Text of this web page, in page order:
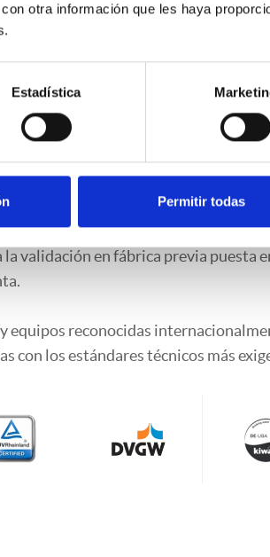
otra información que les haya
Estadística
Permitir todas
del
de aguas
desde el diseño del sistema de
validación en fábrica previa puesta
equipos reconocidas
con los estándares técnicos más